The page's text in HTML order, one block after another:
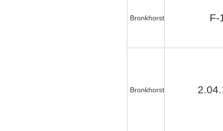
Bronkhorst F-
Bronkhorst